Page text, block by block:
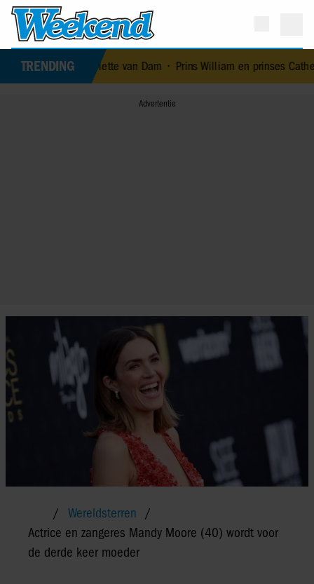
TRENDING
van Dam •Prins William en prinses Catherine nemen
Wereldsterren
Actrice en zangeres Mandy Moore (40) wordt voor
de derde keer moeder